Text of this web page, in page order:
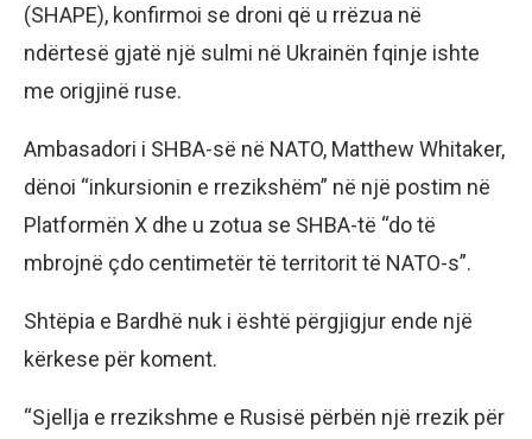
(SHAPE), konfirmoi se droni që u rrëzua në
ndërtesë gjatë një sulmi në Ukrainën fqinje ishte
me origjinë ruse.
Ambasadori i SHBA-së në NATO, Matthew Whitaker,
dënoi “inkursionin e rrezikshëm” në një postim në
Platformën X dhe u zotua se SHBA-të “do të
mbrojnë çdo centimetër të territorit të NATO-s”.
Shtëpia e Bardhë nuk i është përgjigjur ende një
kërkese për koment.
“Sjellja e rrezikshme e Rusisë përbën një rrezik për